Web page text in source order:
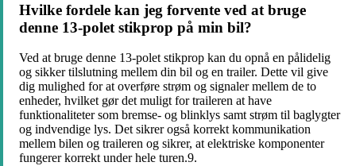
Hvilke fordele kan jeg forvente ved at bruge
denne 13-polet stikprop på min bil?
Ved at bruge denne 13-polet stikprop kan du opnå en pålidelig
og sikker tilslutning mellem din bil og en trailer. Dette vil give
dig mulighed for at overføre strøm og signaler mellem de to
enheder, hvilket gør det muligt for traileren at have
funktionaliteter som bremse- og blinklys samt strøm til baglygter
og indvendige lys. Det sikrer også korrekt kommunikation
mellem bilen og traileren og sikrer, at elektriske komponenter
fungerer korrekt under hele turen.9.